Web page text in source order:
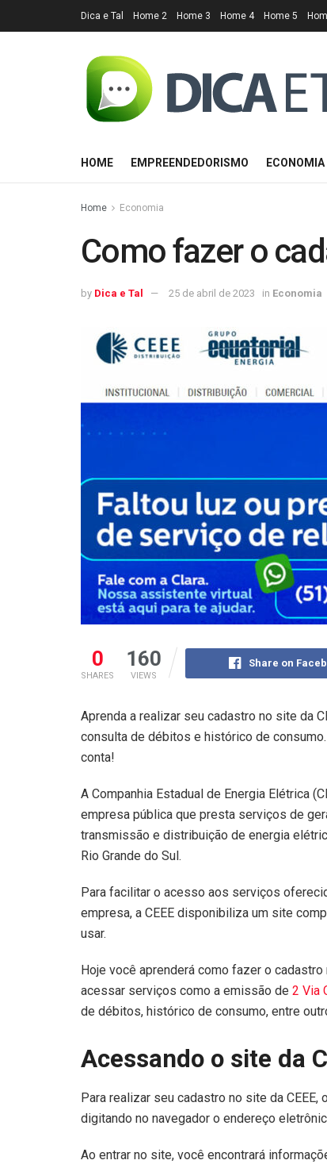
Dica e Tal Home 2 Home 3 Home 4 Home 5
HOME EMPREENDEDORISMO ECONOMIA
Home Economia
Como fazer o
by Dica e Tal 25 de abril de 2023 in Economia
0
SHARES
160
VIEWS
Share on
Aprenda a realizar seu cadastro no site da
consulta de débitos e histórico de
conta!
A Companhia Estadual de Energia Elétrica
empresa pública que presta serviços de
transmissão e distribuição de energia
Rio Grande do Sul.
Para facilitar o acesso aos serviços
empresa, a CEEE disponibiliza um site
usar.
Hoje você aprenderá como fazer o cadastro
acessar serviços como a emissão de 2 Via
de débitos, histórico de consumo, entre
Acessando o site da
Para realizar seu cadastro no site da
digitando no navegador o endereço
Ao entrar no site, você encontrará